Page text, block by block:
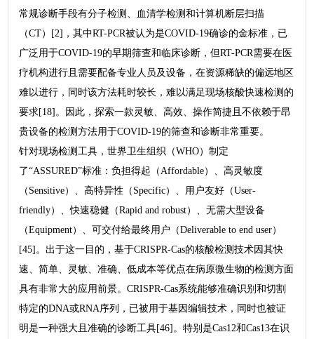
常规诊断手段有分子检测、血清学检测和计算机断层扫描
（CT）[2]，其中RT-PCR被认为是COVID-19确诊的金标准，已
广泛用于COVID-19的早期筛查和临床诊断，但RT-PCR需要在医
疗机构进行且需要配备专业人员及设备，在资源稀缺的偏远地区
难以进行，同时该方法耗时较长，难以满足现场核酸快速检测的
要求[18]。因此，探索一款灵敏、高效、操作简捷且不依赖于昂
贵设备的检测方法用于COVID-19的筛查和诊断非常重要。
针对现场检测工具，世界卫生组织（WHO）制定
了“ASSURED”标准：负担得起（Affordable）、高灵敏度
（Sensitive）、高特异性（Specific）、用户友好（User-
friendly）、快速稳健（Rapid and robust）、无需大型设备
（Equipment）、可交付给最终用户（Deliverable to end user）
[45]。出于这一目的，基于CRISPR-Cas的核酸检测技术因其快
速、简单、灵敏、准确、低成本等优点在病原微生物的检测方面
具有非常大的应用前景。CRISPR-Cas系统能够准确识别和切割
特定的DNA或RNA序列，已被用于基因编辑技术，同时也被证
明是一种强大且准确的诊断工具[46]。特别是Cas12和Cas13在识